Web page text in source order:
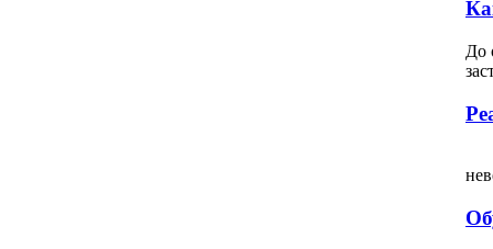
До